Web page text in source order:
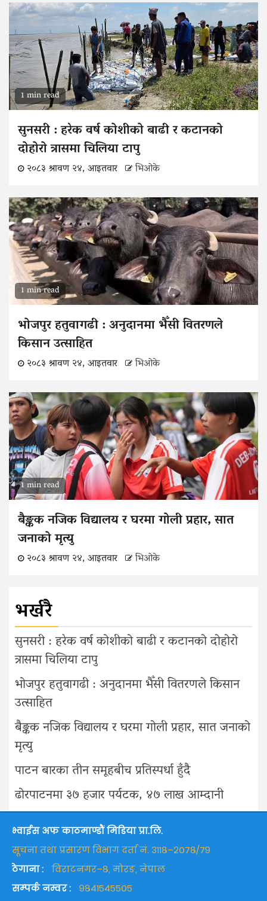
1 min read
सुनसरी : हरेक वर्ष कोशीको बाढी र कटानको
दोहोरो त्रासमा चिलिया टापु
२०८३ श्रावण २४, आइतवार भिओके
1 min read
भोजपुर हतुवागढी : अनुदानमा भैँसी वितरणले
किसान उत्साहित
२०८३ श्रावण २४, आइतवार भिओके
1 min read
बैङ्कक नजिक विद्यालय र घरमा गोली प्रहार, सात
जनाको मृत्यु
२०८३ श्रावण २४, आइतवार भिओके
भर्खरै
सुनसरी : हरेक वर्ष कोशीको बाढी र कटानको दोहोरो
त्रासमा चिलिया टापु
भोजपुर हतुवागढी : अनुदानमा भैँसी वितरणले किसान
उत्साहित
बैङ्कक नजिक विद्यालय र घरमा गोली प्रहार, सात जनाको
मृत्यु
पाटन बारका तीन समूहबीच प्रतिस्पर्धा हुँदै
ढोरपाटनमा ३७ हजार पर्यटक, ४७ लाख आम्दानी
भ्वाईस अफ काठमाण्डौं मिडिया प्रा.लि.
सूचना तथा प्रसारण विभाग दर्ता नं. ३११८–२०७८/७९
ठेगाना :
विराटनगर–८, मोरङ, नेपाल
सम्पर्क नम्वर :
९८४१५४५५०५